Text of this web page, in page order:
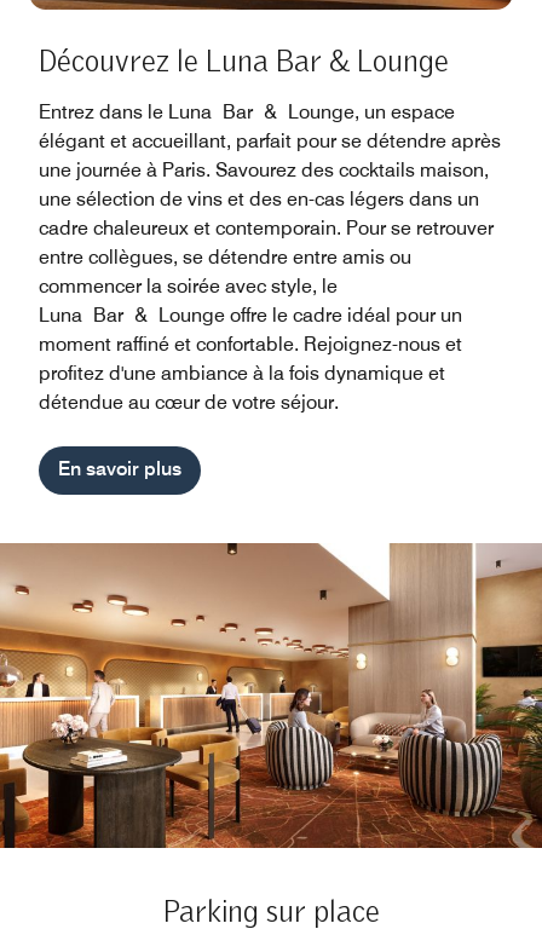
Découvrez le Luna Bar & Lounge
Entrez dans le Luna Bar & Lounge, un espace
élégant et accueillant, parfait pour se détendre après
une journée à Paris. Savourez des cocktails maison,
une sélection de vins et des en-cas légers dans un
cadre chaleureux et contemporain. Pour se retrouver
entre collègues, se détendre entre amis ou
commencer la soirée avec style, le
Luna Bar & Lounge offre le cadre idéal pour un
moment raffiné et confortable. Rejoignez-nous et
profitez d'une ambiance à la fois dynamique et
détendue au cœur de votre séjour.
En savoir plus
Parking sur place